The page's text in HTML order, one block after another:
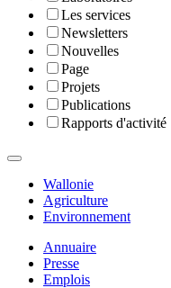
Les services
Newsletters
Nouvelles
Page
Projets
Publications
Rapports d'activité
Wallonie
Agriculture
Environnement
Annuaire
Presse
Emplois